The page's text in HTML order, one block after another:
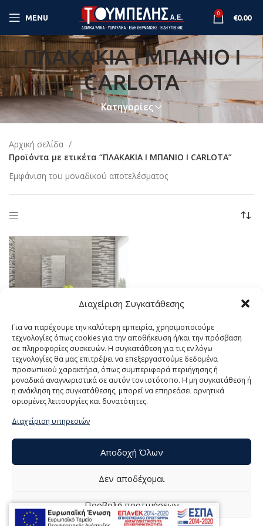
Διαχείριση Συγκατάθεσης
Για να παρέχουμε την καλύτερη εμπειρία, χρησιμοποιούμε
τεχνολογίες όπως cookies για την αποθήκευση ή/και την πρόσβαση
σε πληροφορίες συσκευών. Η συγκατάθεση για τις εν λόγω
τεχνολογίες θα μας επιτρέψει να επεξεργαστούμε δεδομένα
προσωπικού χαρακτήρα, όπως συμπεριφορά περιήγησης ή
μοναδικά αναγνωριστικά σε αυτόν τον ιστότοπο. Η μη συγκατάθεση ή
η ανάκληση της συγκατάθεσης, μπορεί να επηρεάσει αρνητικά
ορισμένες λειτουργίες και δυνατότητες.
Διαχείριση υπηρεσιών
Αποδοχή Όλων
Δεν αποδέχομαι
Προβολή προτιμήσεων
MENU 0 €0.00
ΠΛΑΚΑKIA I ΜΠΑΝΙΟ Ι
CARLOTA
Κατηγορίες
Αρχική σελίδα
Προϊόντα με ετικέτα “ΠΛΑΚΑKIA I ΜΠΑΝΙΟ Ι CARLOTA”
Εμφάνιση του μοναδικού αποτελέσματος
CARLOTA 20×60
© 2021 ΤΟΥΜΠΕΛΗΣ Α.Ε., All Rights Reserved | Powered by